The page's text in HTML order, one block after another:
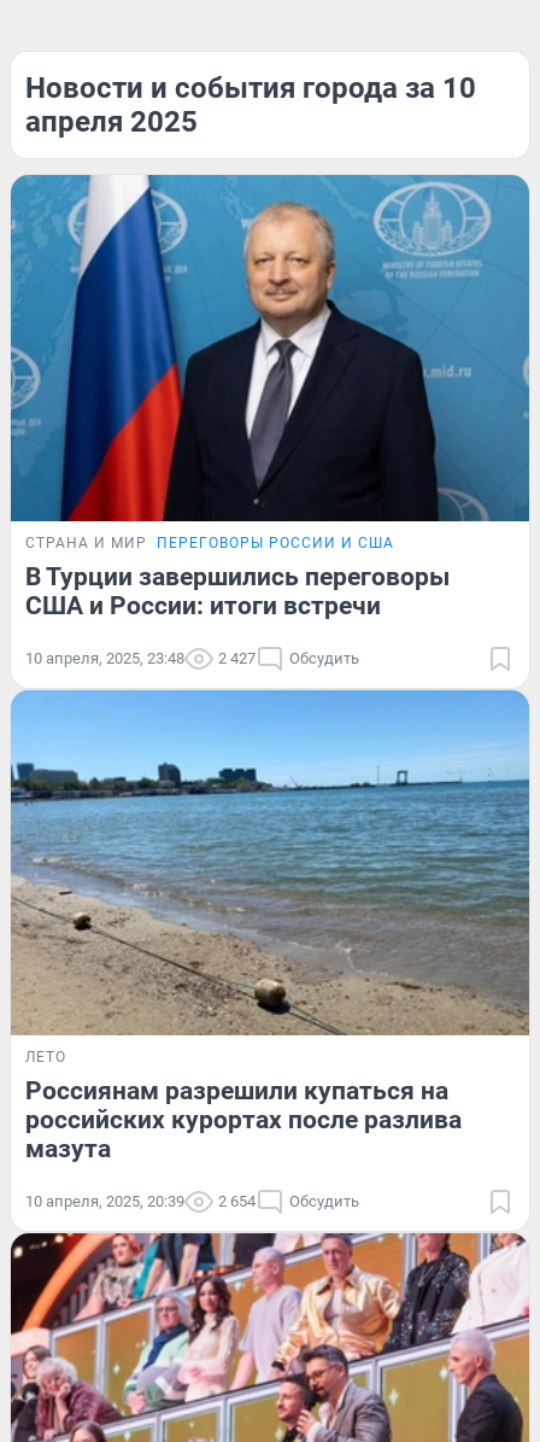
Новости и события города за 10
апреля 2025
СТРАНА И МИР ПЕРЕГОВОРЫ РОССИИ И США
В Турции завершились переговоры
США и России: итоги встречи
10 апреля, 2025, 23:48 2 427 Обсудить
ЛЕТО
Россиянам разрешили купаться на
российских курортах после разлива
мазута
10 апреля, 2025, 20:39 2 654 Обсудить